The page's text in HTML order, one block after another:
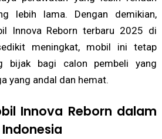
lebih lama. Dengan demikian,
Innova Reborn terbaru 2025 di
meningkat, mobil ini tetap
bijak bagi calon pembeli yang
yang andal dan hemat.
Innova Reborn dalam